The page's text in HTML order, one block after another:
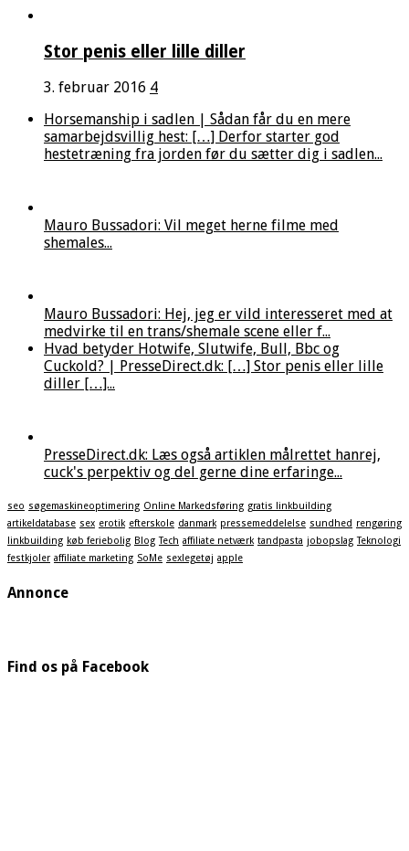
Stor penis eller lille diller
3. februar 2016 4
Horsemanship i sadlen | Sådan får du en mere
samarbejdsvillig hest: […] Derfor starter god
hestetræning fra jorden før du sætter dig i sadlen...
Mauro Bussadori: Vil meget herne filme med
shemales...
Mauro Bussadori: Hej, jeg er vild interesseret med at
medvirke til en trans/shemale scene eller f...
Hvad betyder Hotwife, Slutwife, Bull, Bbc og
Cuckold? | PresseDirect.dk: […] Stor penis eller lille
diller […]...
PresseDirect.dk: Læs også artiklen målrettet hanrej,
cuck's perpektiv og del gerne dine erfaringe...
seo søgemaskineoptimering Online Markedsføring gratis linkbuilding
artikeldatabase sex erotik efterskole danmark pressemeddelelse sundhed rengøring
linkbuilding køb feriebolig Blog Tech affiliate netværk tandpasta jobopslag Teknologi
festkjoler affiliate marketing SoMe sexlegetøj apple
Annonce
Find os på Facebook